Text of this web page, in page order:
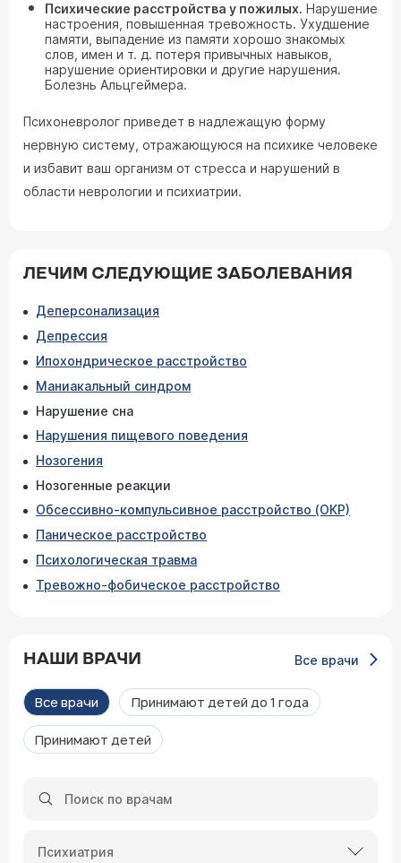
Психические расстройства у пожилых. Нарушение
настроения, повышенная тревожность. Ухудшение
памяти, выпадение из памяти хорошо знакомых
слов, имен и т. д. потеря привычных навыков,
нарушение ориентировки и другие нарушения.
Болезнь Альцгеймера.
Психоневролог приведет в надлежащую форму
нервную систему, отражающуюся на психике человеке
и избавит ваш организм от стресса и нарушений в
области неврологии и психиатрии.
ЛЕЧИМ СЛЕДУЮЩИЕ ЗАБОЛЕВАНИЯ
Деперсонализация
Депрессия
Ипохондрическое расстройство
Маниакальный синдром
Нарушение сна
Нарушения пищевого поведения
Нозогения
Нозогенные реакции
Обсессивно-компульсивное расстройство (ОКР)
Паническое расстройство
Психологическая травма
Тревожно-фобическое расстройство
НАШИ ВРАЧИ Все врачи
Все врачи Принимают детей до 1 года
Принимают детей
Психиатрия